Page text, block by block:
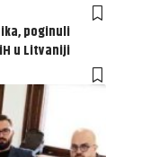
poginuli
u Litvaniji